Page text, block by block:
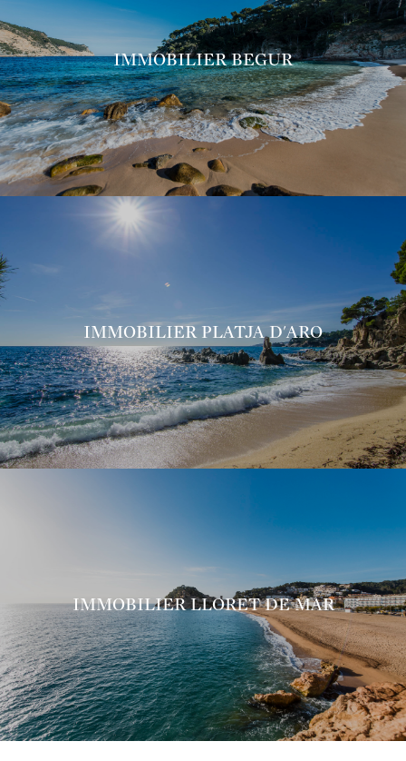
IMMOBILIER BEGUR
IMMOBILIER PLATJA D'ARO
IMMOBILIER LLORET DE MAR